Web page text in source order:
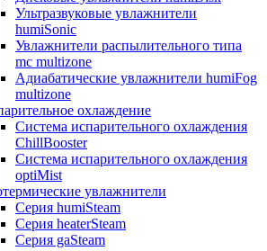
Ультразвуковые увлажнители
humiSonic
Увлажнители распылительного типа
mc multizone
Адиабатические увлажнители humiFog
multizone
охлаждение
Система испарительного охлаждения
ChillBooster
Система испарительного охлаждения
optiMist
увлажнители
Серия humiSteam
Серия heaterSteam
Серия gaSteam